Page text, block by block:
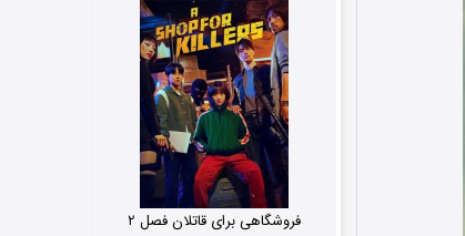
فروشگاهی برای قاتلان فصل ۲